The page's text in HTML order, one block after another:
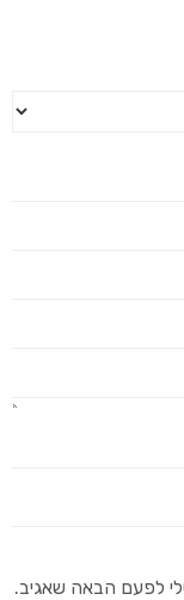
לפעם הבאה שאגיב.